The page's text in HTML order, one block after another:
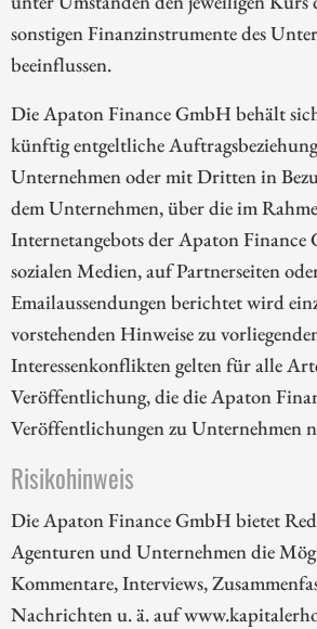
sonstigen Finanzinstrumente des
beeinflussen.
Die Apaton Finance GmbH behält
künftig entgeltliche
Unternehmen oder mit Dritten in
dem Unternehmen, über die im
Internetangebots der Apaton Finance
sozialen Medien, auf Partnerseiten
Emailaussendungen berichtet wird
vorstehenden Hinweise zu
Interessenkonflikten gelten für alle
Veröffentlichung, die die Apaton
Veröffentlichungen zu Unternehmen
Risikohinweis
Die Apaton Finance GmbH bietet
Agenturen und Unternehmen die
Kommentare, Interviews,
Nachrichten u. ä. auf